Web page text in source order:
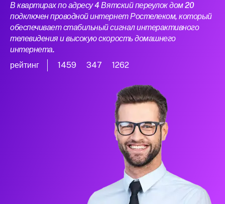
В квартирах по адресу 4 Вятский переулок дом 20
подключен проводной интернет Ростелеком, который
обеспечивает стабильный сигнал интерактивного
телевидения и высокую скорость домашнего
интернета.
рейтинг
1459 347 1262